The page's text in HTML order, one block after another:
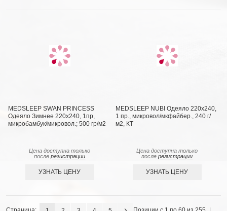
MEDSLEEP SWAN PRINCESS
Одеяло Зимнее 220х240, 1пр,
микробамбук/микровол.; 500 гр/м2
Цена доступна только
послерегистрации
УЗНАТЬ ЦЕНУ
MEDSLEEP NUBI Одеяло 220х240,
1 пр., микровол/мкфайбер., 240 г/
м2, КТ
Цена доступна только
послерегистрации
УЗНАТЬ ЦЕНУ